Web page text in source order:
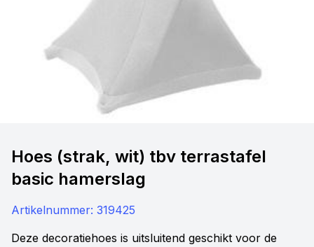
Hoes (strak, wit) tbv terrastafel
basic hamerslag
Artikelnummer: 319425
Deze decoratiehoes is uitsluitend geschikt voor de